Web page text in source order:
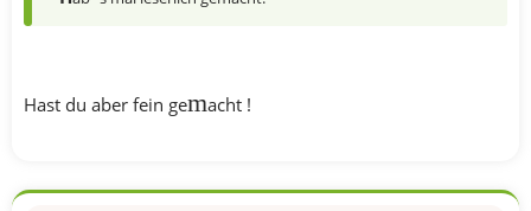
Hast du aber fein gemacht !